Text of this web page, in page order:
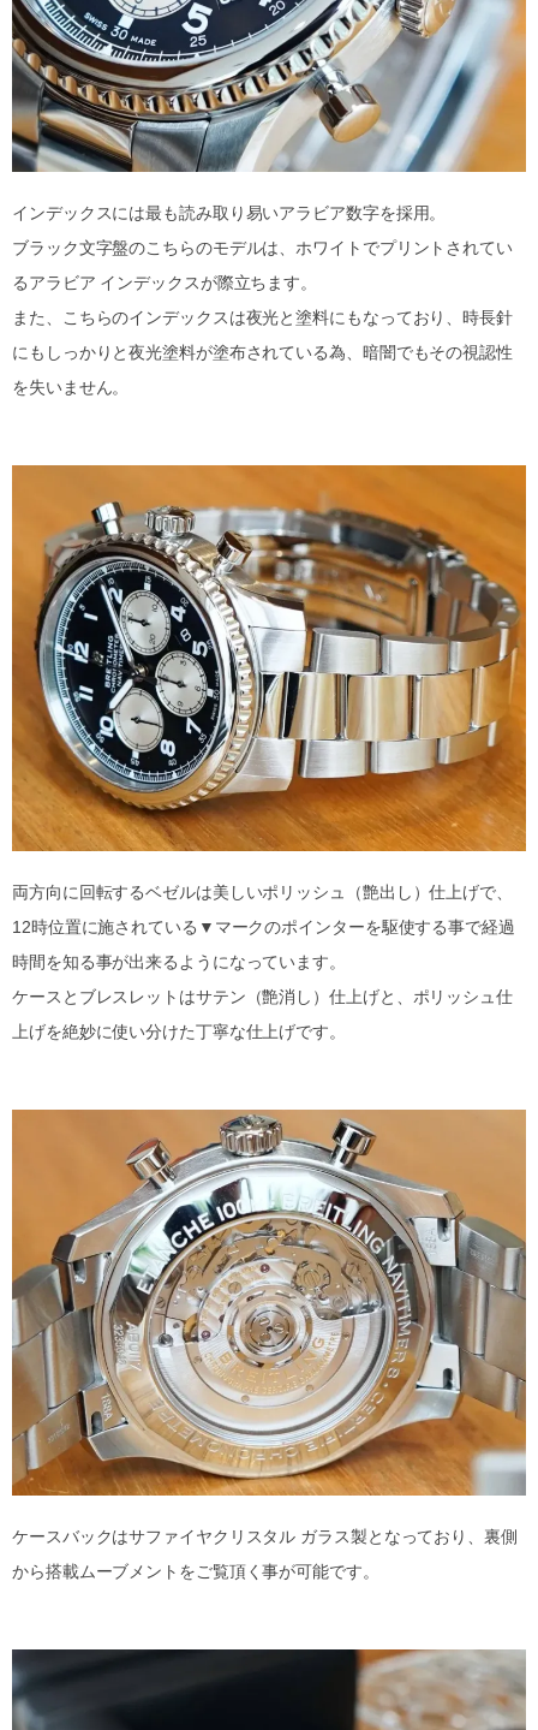
インデックスには最も読み取り易いアラビア数字を採用。
ブラック文字盤のこちらのモデルは、ホワイトでプリントされてい
るアラビア インデックスが際立ちます。
また、こちらのインデックスは夜光と塗料にもなっており、時長針
にもしっかりと夜光塗料が塗布されている為、暗闇でもその視認性
を失いません。
両方向に回転するベゼルは美しいポリッシュ（艶出し）仕上げで、
12時位置に施されている▼マークのポインターを駆使する事で経過
時間を知る事が出来るようになっています。
ケースとブレスレットはサテン（艶消し）仕上げと、ポリッシュ仕
上げを絶妙に使い分けた丁寧な仕上げです。
ケースバックはサファイヤクリスタル ガラス製となっており、裏側
から搭載ムーブメントをご覧頂く事が可能です。